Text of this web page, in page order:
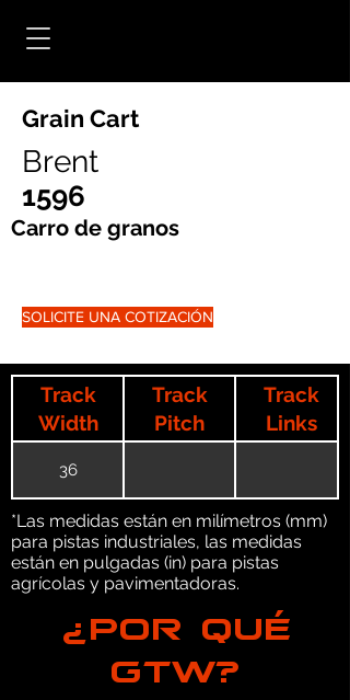
Grain Cart
Brent
1596
Carro de granos
SOLICITE UNA COTIZACIÓN
Track
Width
Track
Pitch
Track
Links
36
*Las medidas están en milímetros (mm)
para pistas industriales, las medidas
están en pulgadas (in) para pistas
agrícolas y pavimentadoras.
¿POR QUÉ
GTW?